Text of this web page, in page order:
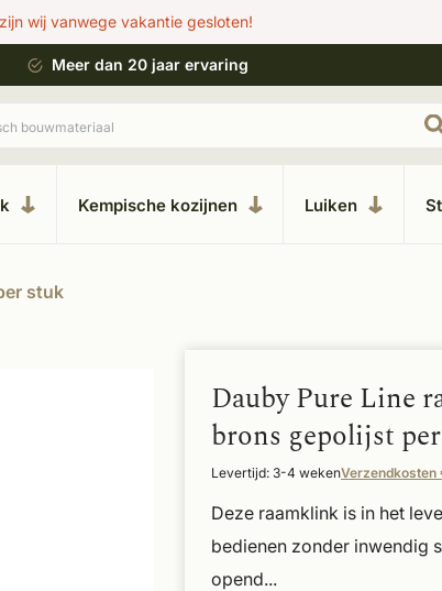
wij vanwege vakantie gesloten!
Meer dan 20 jaar ervaring
Kempische kozijnen Luiken
stuk
Dauby Pure Line
brons gepolijst
Levertijd: 3-4 wekenVerzendkosten
Deze raamklink is in het
bedienen zonder inwendig
opend...